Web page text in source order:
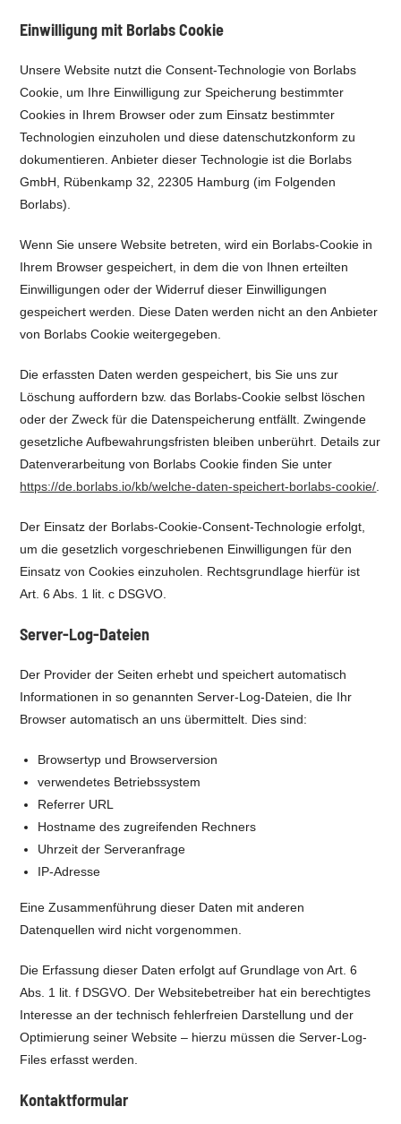
Einwilligung mit Borlabs Cookie
Unsere Website nutzt die Consent-Technologie von Borlabs
Cookie, um Ihre Einwilligung zur Speicherung bestimmter
Cookies in Ihrem Browser oder zum Einsatz bestimmter
Technologien einzuholen und diese datenschutzkonform zu
dokumentieren. Anbieter dieser Technologie ist die Borlabs
GmbH, Rübenkamp 32, 22305 Hamburg (im Folgenden
Borlabs).
Wenn Sie unsere Website betreten, wird ein Borlabs-Cookie in
Ihrem Browser gespeichert, in dem die von Ihnen erteilten
Einwilligungen oder der Widerruf dieser Einwilligungen
gespeichert werden. Diese Daten werden nicht an den Anbieter
von Borlabs Cookie weitergegeben.
Die erfassten Daten werden gespeichert, bis Sie uns zur
Löschung auffordern bzw. das Borlabs-Cookie selbst löschen
oder der Zweck für die Datenspeicherung entfällt. Zwingende
gesetzliche Aufbewahrungsfristen bleiben unberührt. Details zur
Datenverarbeitung von Borlabs Cookie finden Sie unter
https://de.borlabs.io/kb/welche-daten-speichert-borlabs-cookie/
Der Einsatz der Borlabs-Cookie-Consent-Technologie erfolgt,
um die gesetzlich vorgeschriebenen Einwilligungen für den
Einsatz von Cookies einzuholen. Rechtsgrundlage hierfür ist
Art. 6 Abs. 1 lit. c DSGVO.
Server-Log-Dateien
Der Provider der Seiten erhebt und speichert automatisch
Informationen in so genannten Server-Log-Dateien, die Ihr
Browser automatisch an uns übermittelt. Dies sind:
Browsertyp und Browserversion
verwendetes Betriebssystem
Referrer URL
Hostname des zugreifenden Rechners
Uhrzeit der Serveranfrage
IP-Adresse
Eine Zusammenführung dieser Daten mit anderen
Datenquellen wird nicht vorgenommen.
Die Erfassung dieser Daten erfolgt auf Grundlage von Art. 6
Abs. 1 lit. f DSGVO. Der Websitebetreiber hat ein berechtigtes
Interesse an der technisch fehlerfreien Darstellung und der
Optimierung seiner Website – hierzu müssen die Server-Log-
Files erfasst werden.
Kontaktformular